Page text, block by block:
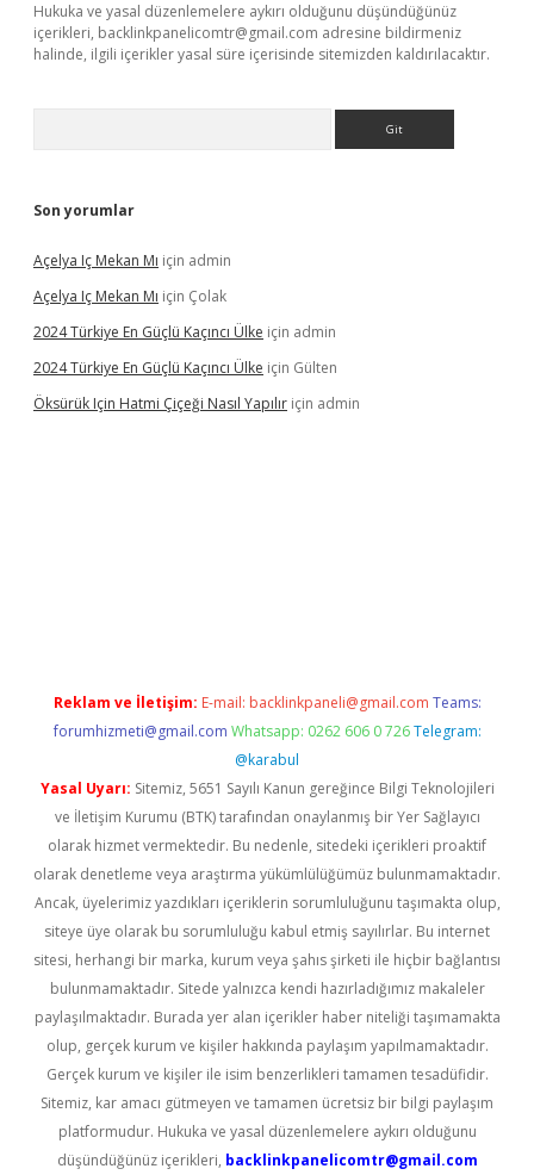
Hukuka ve yasal düzenlemelere aykırı olduğunu düşündüğünüz
içerikleri, backlinkpanelicomtr@gmail.com adresine bildirmeniz
halinde, ilgili içerikler yasal süre içerisinde sitemizden kaldırılacaktır.
Son yorumlar
Açelya Iç Mekan Mı için admin
Açelya Iç Mekan Mı için Çolak
2024 Türkiye En Güçlü Kaçıncı Ülke için admin
2024 Türkiye En Güçlü Kaçıncı Ülke için Gülten
Öksürük Için Hatmi Çiçeği Nasıl Yapılır için admin
Reklam ve İletişim: E-mail: backlinkpaneli@gmail.com Teams:
forumhizmeti@gmail.com Whatsapp: 0262 606 0 726 Telegram:
@karabul
Yasal Uyarı: Sitemiz, 5651 Sayılı Kanun gereğince Bilgi Teknolojileri
ve İletişim Kurumu (BTK) tarafından onaylanmış bir Yer Sağlayıcı
olarak hizmet vermektedir. Bu nedenle, sitedeki içerikleri proaktif
olarak denetleme veya araştırma yükümlülüğümüz bulunmamaktadır.
Ancak, üyelerimiz yazdıkları içeriklerin sorumluluğunu taşımakta olup,
siteye üye olarak bu sorumluluğu kabul etmiş sayılırlar. Bu internet
sitesi, herhangi bir marka, kurum veya şahıs şirketi ile hiçbir bağlantısı
bulunmamaktadır. Sitede yalnızca kendi hazırladığımız makaleler
paylaşılmaktadır. Burada yer alan içerikler haber niteliği taşımamakta
olup, gerçek kurum ve kişiler hakkında paylaşım yapılmamaktadır.
Gerçek kurum ve kişiler ile isim benzerlikleri tamamen tesadüfidir.
Sitemiz, kar amacı gütmeyen ve tamamen ücretsiz bir bilgi paylaşım
platformudur. Hukuka ve yasal düzenlemelere aykırı olduğunu
düşündüğünüz içerikleri, backlinkpanelicomtr@gmail.com